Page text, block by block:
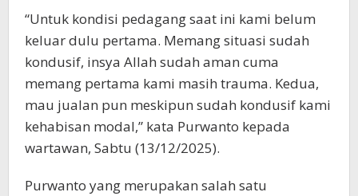
“Untuk kondisi pedagang saat ini kami belum
keluar dulu pertama. Memang situasi sudah
kondusif, insya Allah sudah aman cuma
memang pertama kami masih trauma. Kedua,
mau jualan pun meskipun sudah kondusif kami
kehabisan modal,” kata Purwanto kepada
wartawan, Sabtu (13/12/2025).
Purwanto yang merupakan salah satu